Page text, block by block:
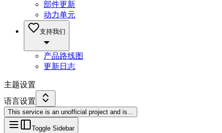
部件更新
动力单元
支持我们
产品路线图
更新日志
主题设置
语言设置
This service is an unofficial project and is...
Toggle Sidebar